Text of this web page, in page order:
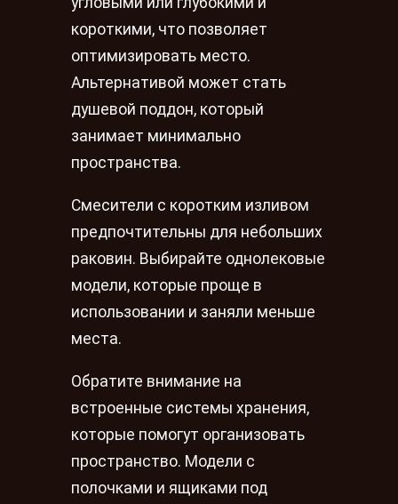
короткими, что позволяет
оптимизировать место.
Альтернативой может стать
душевой поддон, который
занимает минимально
пространства.
Смесители с коротким изливом
предпочтительны для небольших
раковин. Выбирайте однолековые
модели, которые проще в
использовании и заняли меньше
места.
Обратите внимание на
встроенные системы хранения,
которые помогут организовать
пространство. Модели с
полочками и ящиками под